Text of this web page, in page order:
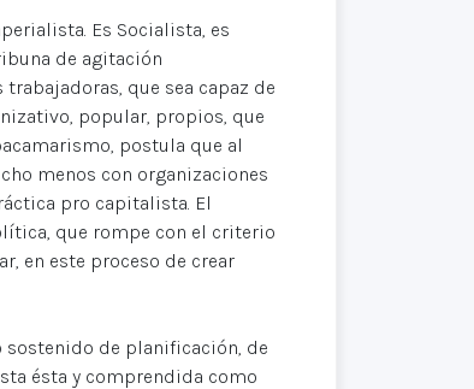
Es Socialista, es
de agitación
que sea capaz de
popular, propios, que
postula que al
menos con organizaciones
pro capitalista. El
que rompe con el criterio
en este proceso de crear
sostenido de planificación, de
ésta y comprendida como